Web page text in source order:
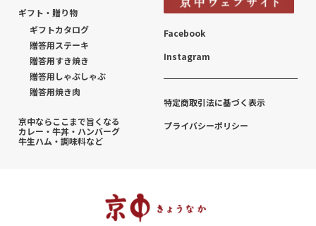
ギフト・贈り物
ギフトカタログ
贈答用ステーキ
贈答用すき焼き
贈答用しゃぶしゃぶ
贈答用焼き肉
京中ならここまで旨くなる
カレー・牛丼・ハンバーグ
牛生ハム・調味料など
Facebook
Instagram
特定商取引法に基づく表示
プライバシーポリシー